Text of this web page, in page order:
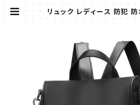
リュック レディース 防犯 防
ドア | AMMI